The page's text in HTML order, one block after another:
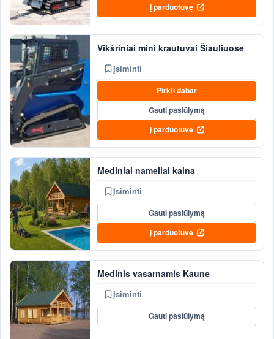
Į parduotuvę
Vikšriniai mini krautuvai Šiauliuose
Įsiminti
Pirkti dabar
Gauti pasiūlymą
Į parduotuvę
Mediniai nameliai kaina
Įsiminti
Gauti pasiūlymą
Į parduotuvę
Medinis vasarnamis Kaune
Įsiminti
Gauti pasiūlymą